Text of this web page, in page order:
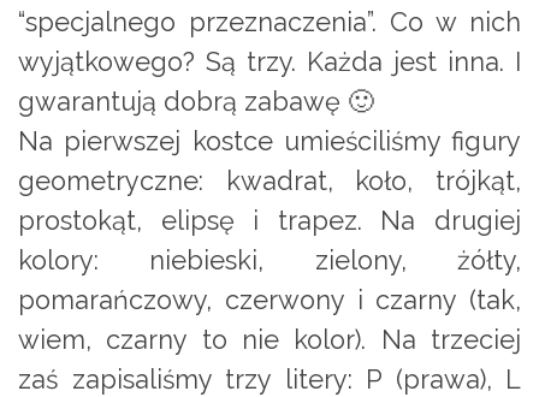
“specjalnego przeznaczenia”. Co w nich
wyjątkowego? Są trzy. Każda jest inna. I
gwarantują dobrą zabawę 🙂
Na pierwszej kostce umieściliśmy figury
geometryczne: kwadrat, koło, trójkąt,
prostokąt, elipsę i trapez. Na drugiej
kolory: niebieski, zielony, żółty,
pomarańczowy, czerwony i czarny (tak,
wiem, czarny to nie kolor). Na trzeciej
zaś zapisaliśmy trzy litery: P (prawa), L